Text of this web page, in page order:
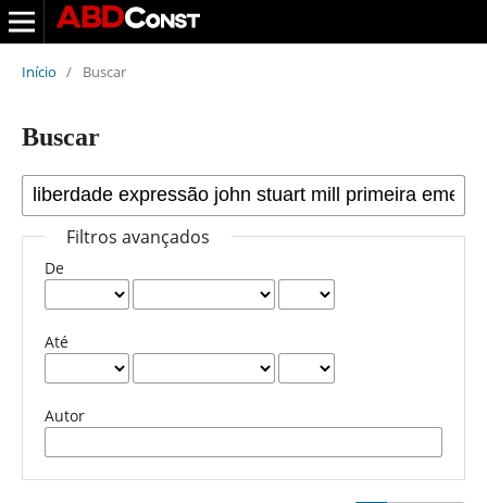
Início / Buscar
Buscar
Filtros avançados
De
Até
Autor